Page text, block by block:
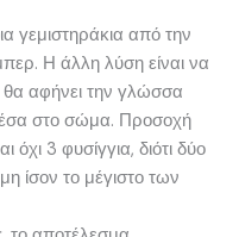
γεμιστηράκια από την
Η άλλη λύση είναι να
αφήνει την γλώσσα
στο σώμα. Προσοχή
όχι 3 φυσίγγια, διότι δύο
ίσον το μέγιστο των